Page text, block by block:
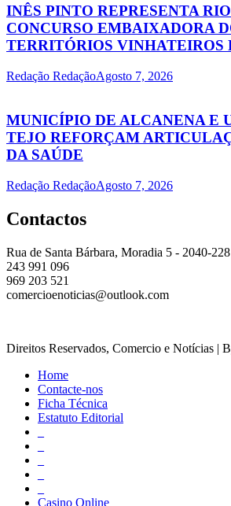
INÊS PINTO REPRESENTA
CONCURSO EMBAIXADORA
TERRITÓRIOS VINHATEIROS
Redação RedaçãoAgosto 7, 2026
MUNICÍPIO DE ALCANENA E
TEJO REFORÇAM
DA SAÚDE
Redação RedaçãoAgosto 7, 2026
Contactos
Rua de Santa Bárbara, Moradia 5 - 2040-
243 991 096
969 203 521
comercioenoticias@outlook.com
Direitos Reservados, Comercio e Notícias |
Home
Contacte-nos
Ficha Técnica
Estatuto Editorial
Casino Online